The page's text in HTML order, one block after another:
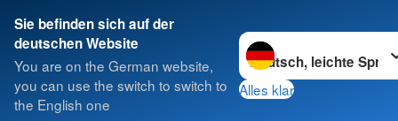
Sie befinden sich auf der
deutschen Website
You are on the German website,
you can use the switch to switch to
the English one
Sprache wechseln zu
Alles klar